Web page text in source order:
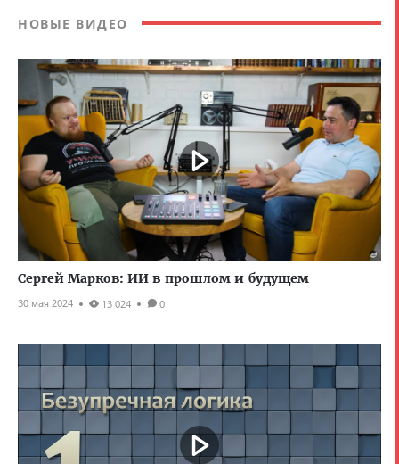
НОВЫЕ ВИДЕО
Сергей Марков: ИИ в прошлом и будущем
30 мая 2024 13 024 0